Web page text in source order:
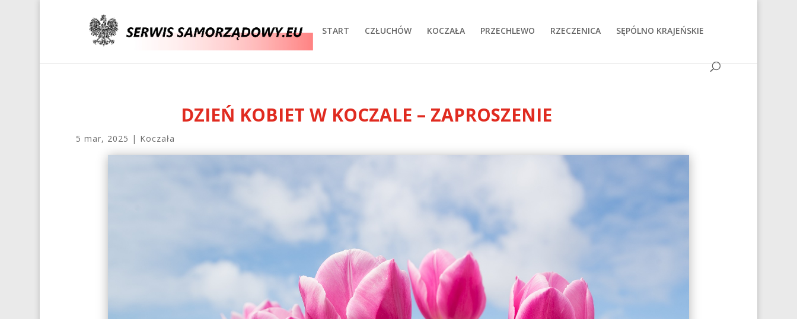
START CZŁUCHÓW KOCZAŁA PRZECHLEWO RZECZENICA SĘPÓLNO KRAJEŃSKIE
DZIEŃ KOBIET W KOCZALE – ZAPROSZENIE
5 mar, 2025 | Koczała